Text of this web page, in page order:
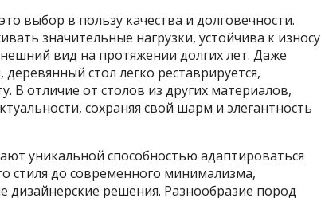
выбор в пользу качества и долговечности.
значительные нагрузки, устойчива к износу
вид на протяжении долгих лет. Даже
стол легко реставрируется,
В отличие от столов из других материалов,
сохраняя свой шарм и элегантность
уникальной способностью адаптироваться
стиля до современного минимализма,
дизайнерские решения. Разнообразие пород